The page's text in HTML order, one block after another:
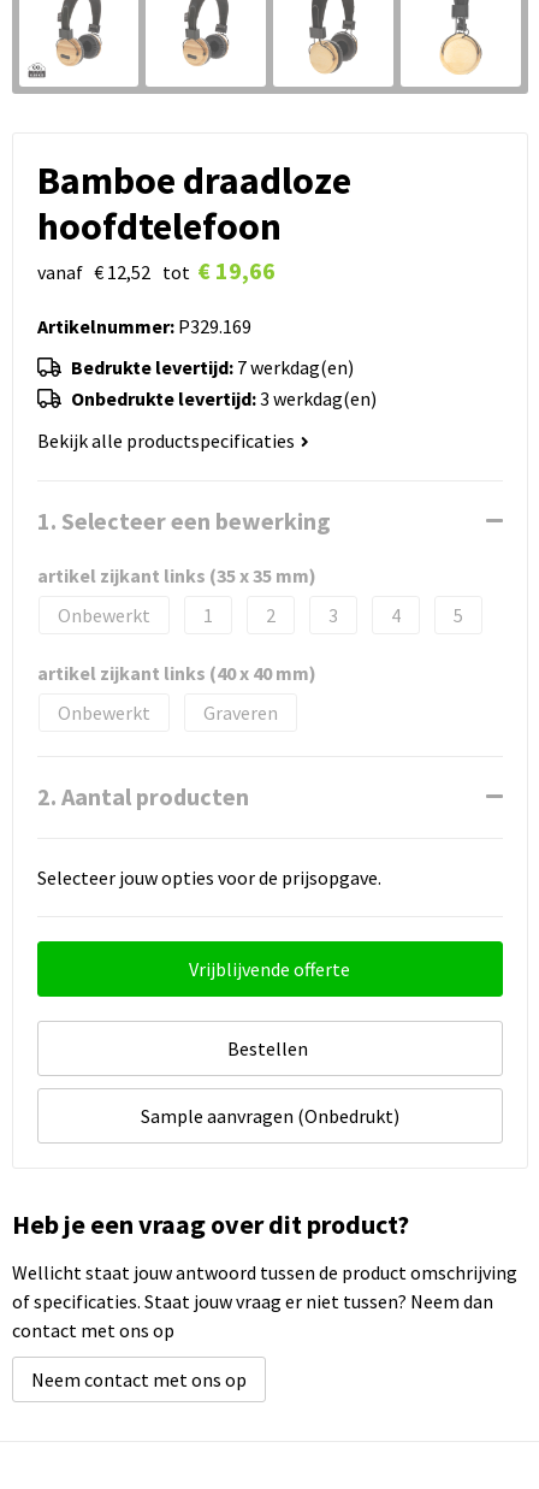
Bamboe draadloze
hoofdtelefoon
vanaf € 12,52 tot € 19,66
Artikelnummer:P329.169
Bedrukte levertijd: 7 werkdag(en)
Onbedrukte levertijd:3 werkdag(en)
Bekijk alle productspecificaties
1. Selecteer een bewerking
artikel zijkant links (35 x 35 mm)
Onbewerkt
1 2 3 4 5
artikel zijkant links (40 x 40 mm)
Onbewerkt
Graveren
2. Aantal producten
Selecteer jouw opties voor de prijsopgave.
Vrijblijvende offerte
Bestellen
Sample aanvragen (Onbedrukt)
Heb je een vraag over dit product?
Wellicht staat jouw antwoord tussen de product omschrijving
of specificaties. Staat jouw vraag er niet tussen? Neem dan
contact met ons op
Neem contact met ons op